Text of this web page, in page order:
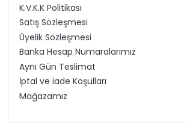
K.V.K.K Politikası
Satış Sözleşmesi
Üyelik Sözleşmesi
Banka Hesap Numaralarımız
Aynı Gün Teslimat
İptal ve iade Koşulları
Mağazamız